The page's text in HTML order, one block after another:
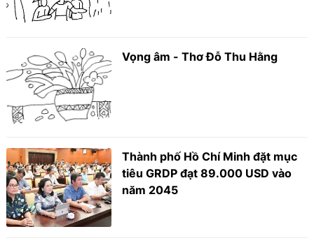
Vọng âm - Thơ Đỗ Thu Hằng
Thành phố Hồ Chí Minh đặt mục
tiêu GRDP đạt 89.000 USD vào
năm 2045